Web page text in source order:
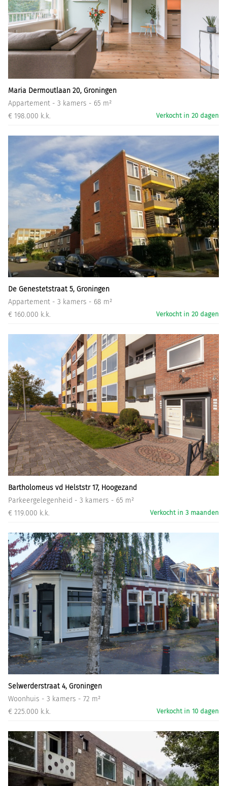
Maria Dermoutlaan 20, Groningen
Appartement - 3 kamers - 65 m²
€ 198.000 k.k.
Verkocht in 20 dagen
De Genestetstraat 5, Groningen
Appartement - 3 kamers - 68 m²
€ 160.000 k.k.
Verkocht in 20 dagen
Bartholomeus vd Helststr 17, Hoogezand
Parkeergelegenheid - 3 kamers - 65 m²
€ 119.000 k.k.
Verkocht in 3 maanden
Selwerderstraat 4, Groningen
Woonhuis - 3 kamers - 72 m²
€ 225.000 k.k.
Verkocht in 10 dagen